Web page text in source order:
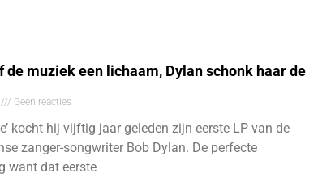
de muziek een lichaam, Dylan schonk haar de
Geen reacties
kocht hij vijftig jaar geleden zijn eerste LP van de
zanger-songwriter Bob Dylan. De perfecte
want dat eerste